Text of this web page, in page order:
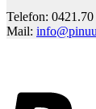
Telefon:
Mail: